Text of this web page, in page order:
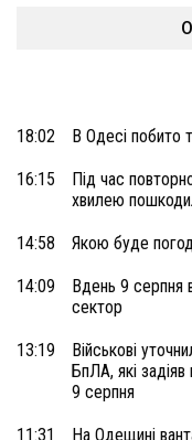
18:02 В Одесі побито
16:15
Під час
хвилею
14:58 Якою буде
14:09
Вдень 9 серпня
сектор
13:19
Військові
БпЛА, які
9 серпня
11:31
На Одещині